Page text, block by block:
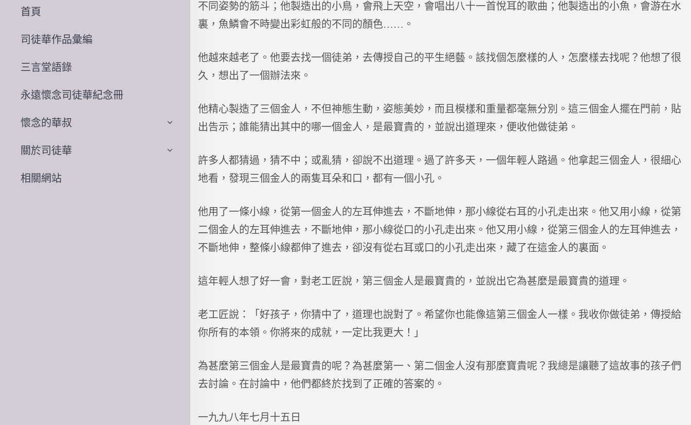
首頁
司徒華作品彙編
三言堂語錄
永遠懷念司徒華紀念冊
懷念的華叔
關於司徒華
相關網站
不同姿勢的筋斗；他製造出的小鳥，會飛上天空，會唱出八十一首悅耳的歌曲；他製造出的小魚，會游在水
裏，魚鱗會不時變出彩虹般的不同的顏色……。
他越來越老了。他要去找一個徒弟，去傳授自己的平生絕藝。該找個怎麼樣的人，怎麼樣去找呢？他想了很
久，想出了一個辦法來。
他精心製造了三個金人，不但神態生動，姿態美妙，而且模樣和重量都毫無分別。這三個金人擺在門前，貼
出告示；誰能猜出其中的哪一個金人，是最寶貴的，並說出道理來，便收他做徒弟。
許多人都猜過，猜不中；或亂猜，卻說不出道理。過了許多天，一個年輕人路過。他拿起三個金人，很細心
地看，發現三個金人的兩隻耳朵和口，都有一個小孔。
他用了一條小線，從第一個金人的左耳伸進去，不斷地伸，那小線從右耳的小孔走出來。他又用小線，從第
二個金人的左耳伸進去，不斷地伸，那小線從口的小孔走出來。他又用小線，從第三個金人的左耳伸進去，
不斷地伸，整條小線都伸了進去，卻沒有從右耳或口的小孔走出來，藏了在這金人的裏面。
這年輕人想了好一會，對老工匠說，第三個金人是最寶貴的，並說出它為甚麼是最寶貴的道理。
老工匠說：「好孩子，你猜中了，道理也說對了。希望你也能像這第三個金人一樣。我收你做徒弟，傳授給
你所有的本領。你將來的成就，一定比我更大！」
為甚麼第三個金人是最寶貴的呢？為甚麼第一、第二個金人沒有那麼寶貴呢？我總是讓聽了這故事的孩子們
去討論。在討論中，他們都終於找到了正確的答案的。
一九九八年七月十五日